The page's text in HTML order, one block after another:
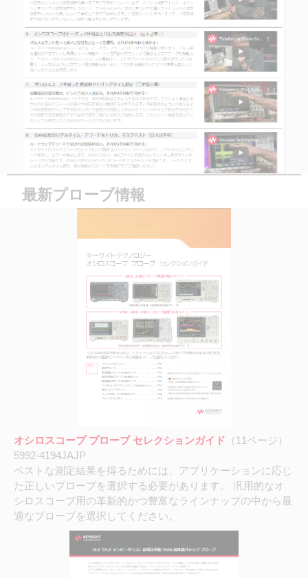
最新プローブ情報
オシロスコープ プローブ セレクションガイド （11ページ）
5992-4194JAJP
ベストな測定結果を得るためには、アプリケーションに応じ
た正しいプローブを選択する必要があります。 汎用的なオ
シロスコープ用の革新的かつ豊富なラインナップの中から最
適なプローブを選択してください。